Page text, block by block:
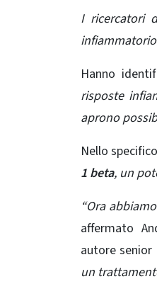
I ricercatori
Hanno
risposte
aprono
Nello
1 beta, un
“Ora
affermato
autore
un